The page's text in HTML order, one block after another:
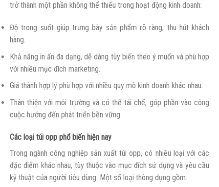
trở thành một phần không thể thiếu trong hoạt động kinh doanh:
Độ trong suốt giúp trưng bày sản phẩm rõ ràng, thu hút khách
hàng.
Khả năng in ấn đa dạng, dễ dàng tùy biến theo ý muốn và phù hợp
với nhiều mục đích marketing.
Giá thành hợp lý phù hợp với nhiều quy mô kinh doanh khác nhau.
Thân thiện với môi trường và có thể tái chế, góp phần vào công
cuộc hướng đến phát triển bền vững.
Các loại túi opp phổ biến hiện nay
Trong ngành công nghiệp sản xuất túi opp, có nhiều loại với các
đặc điểm khác nhau, tùy thuộc vào mục đích sử dụng và yêu cầu
kỹ thuật của người tiêu dùng. Một số loại thông dụng gồm: